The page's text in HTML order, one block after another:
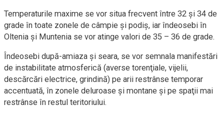
Temperaturile maxime se vor situa frecvent între 32 şi 34 de
grade în toate zonele de câmpie şi podiş, iar îndeosebi în
Oltenia şi Muntenia se vor atinge valori de 35 – 36 de grade.
Îndeosebi după-amiaza şi seara, se vor semnala manifestări
de instabilitate atmosferică (averse torenţiale, vijelii,
descărcări electrice, grindină) pe arii restrânse temporar
accentuată, în zonele deluroase şi montane şi pe spaţii mai
restrânse în restul teritoriului.